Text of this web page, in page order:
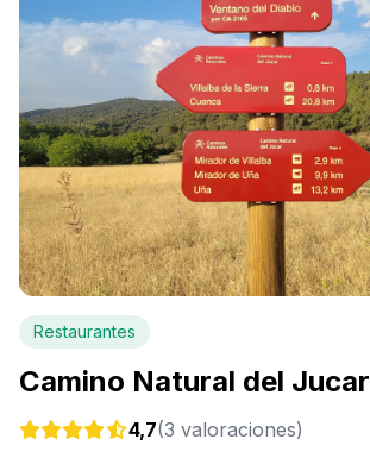
Restaurantes
Camino Natural del Jucar
4,7(3 valoraciones)